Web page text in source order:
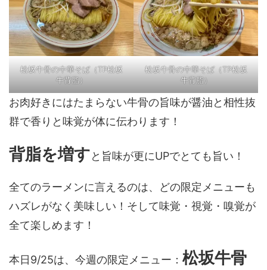
松坂牛骨の中華そば（TP松坂
牛背脂）
松坂牛骨の中華そば（TP松坂
牛背脂）
お肉好きにはたまらない牛骨の旨味が醤油と相性抜
群で香りと味覚が体に伝わります！
背脂を増すと旨味が更にUPでとても旨い！
全てのラーメンに言えるのは、どの限定メニューも
ハズレがなく美味しい！そして味覚・視覚・嗅覚が
全て楽しめます！
本日9/25は、今週の限定メニュー： 松坂牛骨